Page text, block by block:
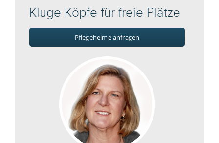
Kluge Köpfe für freie Plätze
Pflegeheime anfragen